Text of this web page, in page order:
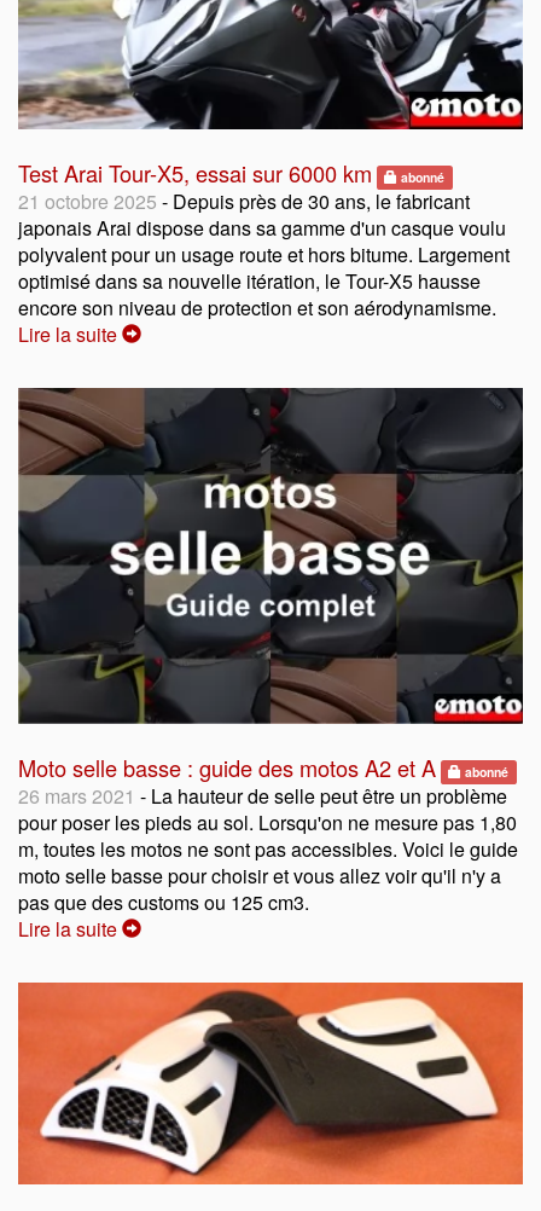
Test Arai Tour-X5, essai sur 6000 km abonné
21 octobre 2025 - Depuis près de 30 ans, le fabricant
japonais Arai dispose dans sa gamme d'un casque voulu
polyvalent pour un usage route et hors bitume. Largement
optimisé dans sa nouvelle itération, le Tour-X5 hausse
encore son niveau de protection et son aérodynamisme.
Lire la suite
Moto selle basse : guide des motos A2 et A abonné
26 mars 2021 - La hauteur de selle peut être un problème
pour poser les pieds au sol. Lorsqu'on ne mesure pas 1,80
m, toutes les motos ne sont pas accessibles. Voici le guide
moto selle basse pour choisir et vous allez voir qu'il n'y a
pas que des customs ou 125 cm3.
Lire la suite